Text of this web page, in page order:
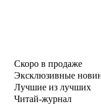
Скоро в продаже
Эксклюзивные
Лучшие из лучших
Читай-журнал